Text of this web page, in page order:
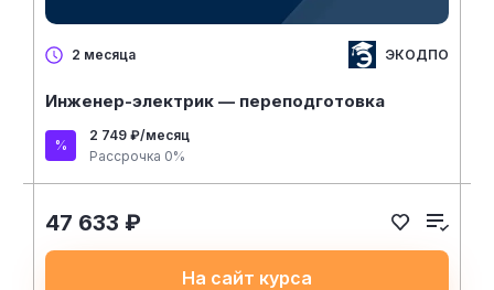
2 месяца ЭКОДПО
Инженер-электрик — переподготовка
2 749 ₽/месяц
Рассрочка 0%
47 633 ₽
На сайт курса